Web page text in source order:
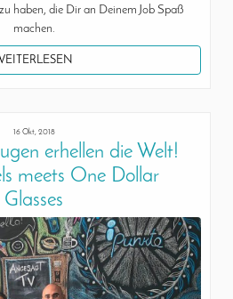
haben, die Dir an Deinem Job Spaß
machen.
16 Okt, 2018
erhellen die Welt!
meets One Dollar
Glasses